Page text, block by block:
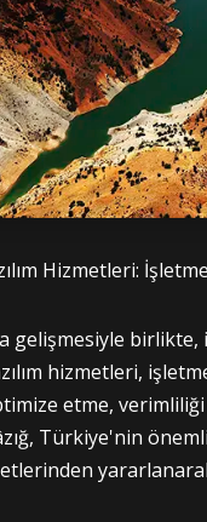
Hizmetleri:
gelişmesiyle birlikte,
hizmetleri,
etme,
Türkiye'nin